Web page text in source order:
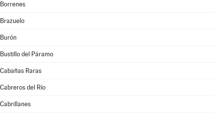
Borrenes
Brazuelo
Burón
Bustillo del Páramo
Cabañas Raras
Cabreros del Río
Cabrillanes